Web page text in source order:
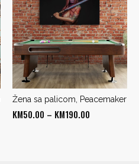
KM190.00
Žena sa palicom, Peacemaker
KM50.00 – KM190.00